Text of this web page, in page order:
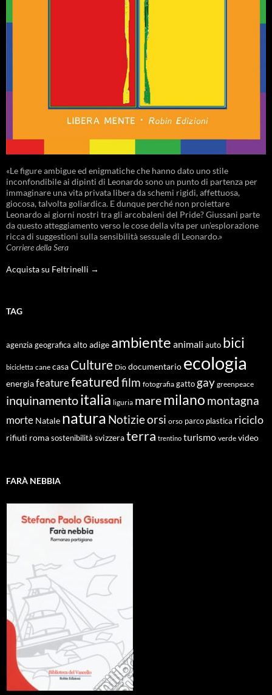
«Le figure ambigue ed enigmatiche che hanno dato uno stile
inconfondibile ai dipinti di Leonardo sono un punto di partenza per
immaginare una vita privata libera da schemi rigidi, affettuosa,
giocosa, talvolta goliardica. E dunque perché non proiettare
Leonardo ai giorni nostri tra gli arcobaleni del Pride? Giussani parte
da questo atteggiamento verso le cose della vita per un’esplorazione
ricca di suggestioni sulla sensibilità sessuale di Leonardo.»
Corriere della Sera
Acquista su Feltrinelli →
TAG
agenzia geografica alto adige ambiente animali auto bici
bicicletta cane casa Culture Dio documentario ecologia
energiafeaturefeaturedfilm fotografia gatto gay greenpeace
inquinamentoitalia liguria maremilano montagna
morte Natale natura Notizieorsi orso parco plastica riciclo
rifiuti roma sostenibilità svizzeraterra trentino turismo verde video
FARÀ NEBBIA